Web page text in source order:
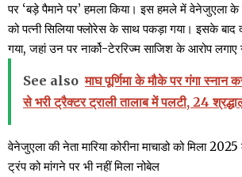
पर ‘बड़े पैमाने पर’ हमला किया। इस हमले में वेनेजुएला के
को पत्नी सिलिया फ्लोरेस के साथ पकड़ा गया। इसके बाद
गया, जहां उन पर नार्को-टेररिज्म साजिश के आरोप लगाए
See also माघ पूर्णिमा के मौके पर गंगा स्नान
से भरी ट्रैक्टर ट्राली तालाब में पलटी, 24
वेनेजुएला की नेता मारिया कोरीना माचाडो को मिला
ट्रंप को मांगने पर भी नहीं मिला नोबेल